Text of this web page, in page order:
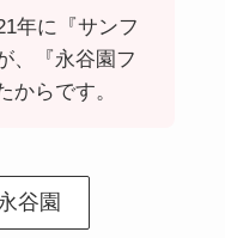
年に『サンフ
、『永谷園フ
からです。
谷園